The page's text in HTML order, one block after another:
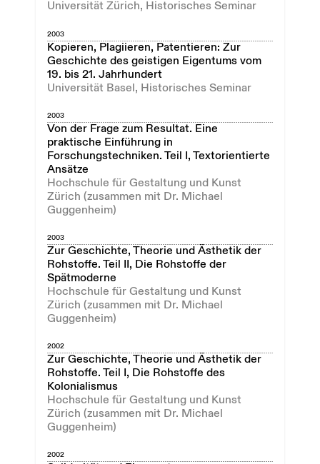
Universität Zürich, Historisches Seminar
2003
Kopieren, Plagiieren, Patentieren: Zur
Geschichte des geistigen Eigentums vom
19. bis 21. Jahrhundert
Universität Basel, Historisches Seminar
2003
Von der Frage zum Resultat. Eine
praktische Einführung in
Forschungstechniken. Teil I, Textorientierte
Ansätze
Hochschule für Gestaltung und Kunst
Zürich (zusammen mit Dr. Michael
Guggenheim)
2003
Zur Geschichte, Theorie und Ästhetik der
Rohstoffe. Teil II, Die Rohstoffe der
Spätmoderne
Hochschule für Gestaltung und Kunst
Zürich (zusammen mit Dr. Michael
Guggenheim)
2002
Zur Geschichte, Theorie und Ästhetik der
Rohstoffe. Teil I, Die Rohstoffe des
Kolonialismus
Hochschule für Gestaltung und Kunst
Zürich (zusammen mit Dr. Michael
Guggenheim)
2002